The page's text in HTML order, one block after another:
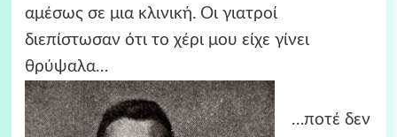
αμέσως σε μια κλινική. Οι γιατροί
διεπίστωσαν ότι το χέρι μου είχε γίνει
θρύψαλα…
…ποτέ δεν